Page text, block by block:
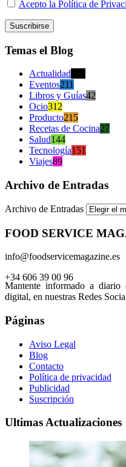
Acepto la Política de
Temas el Blog
Actualidad
Eventos211
Libros y Guías42
Ocio312
Producto215
Recetas de Cocina27
Salud144
Tecnología151
Viajes89
Archivo de Entradas
Archivo de Entradas
FOOD SERVICE
info@foodservicemagazine.es
+34 606 39 00 96
Mantente informado a
digital, en nuestras Redes
Páginas
Aviso Legal
Blog
Contacto
Política de privacidad
Publicidad
Suscripción
Ultimas Actualizaciones